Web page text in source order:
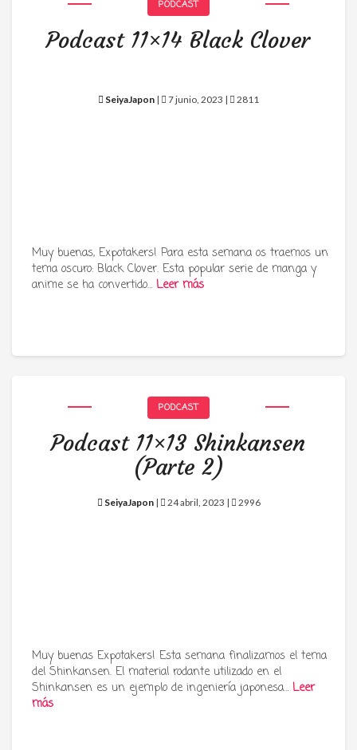
PODCAST
Podcast 11×14 Black Clover
SeiyaJapon | 7 junio, 2023 | 2811
Muy buenas, Expotakers! Para esta semana os traemos un
tema oscuro: Black Clover. Esta popular serie de manga y
anime se ha convertido… Leer más
PODCAST
Podcast 11×13 Shinkansen
(Parte 2)
SeiyaJapon| 24 abril, 2023 | 2996
Muy buenas Expotakers! Esta semana finalizamos el tema
del Shinkansen. El material rodante utilizado en el
Shinkansen es un ejemplo de ingeniería japonesa… Leer
más